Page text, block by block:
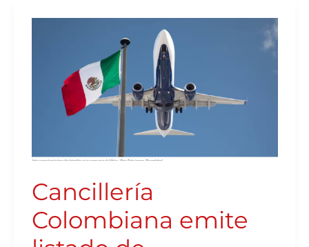
Cancillería
Colombiana emite
CANCILLERÍA
ADVERTENCIAS
PARA
VIAJAR
MÉXICO